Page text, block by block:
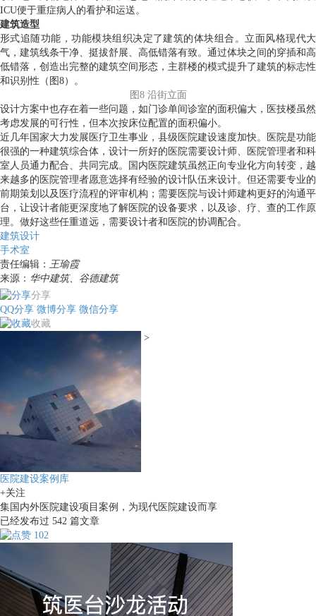
ICU便于重症病人的看护和运送。
建筑造型
形式追随功能，功能模块组织决定了建筑的体块组合。立面风格现代大
气，建筑线条干净、挺拔舒展、高低错落有致。通过体块之间的穿插和高
低错落，创造出完整的建筑空间形态，主群楼的模式提升了建筑的标志性
和识别性（图8）。
图8 沿街立面
设计方案中也存在着一些问题，如门诊单间诊室的面积偏大，医技楼虽然
考虑发展的可行性，但本次按床位配置的面积偏小。
近几年国家大力发展医疗卫生事业，县级医院建设速度加快。医院是功能
很强的一种建筑综合体，设计一所好的医院需要设计师、医院管理者和科
室人员通力配合、共同完成。国内医院建筑虽然正向专业化方向转变，越
来越多的医院管理者愿意选择有经验的设计队伍来设计。但还需要专业的
前期策划以及医疗流程的评审机构；需要医院与设计师建构更好的沟通平
台，让设计者能更深度地了解医院的设备要求，以及诊、疗、查的工作原
理。做好这些任重道远，需要设计者和医院的协调配合。
建筑设计
手术室
责任编辑： 王瑜霞
来源： 华中建筑、谷德建筑
分享
QQ分享 微博分享 微信分享
收藏
>
医院建设案例库
+关注
集国内外医院建设项目案例，为现代医院建设而享
已经发布过 542 篇文章
102